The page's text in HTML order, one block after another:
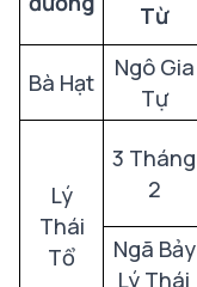
Từ
Bà Hạt
Ngô Gia
Tự
Lý
Thái
Tổ
3 Tháng
2
Ngã Bảy
Lý Thái